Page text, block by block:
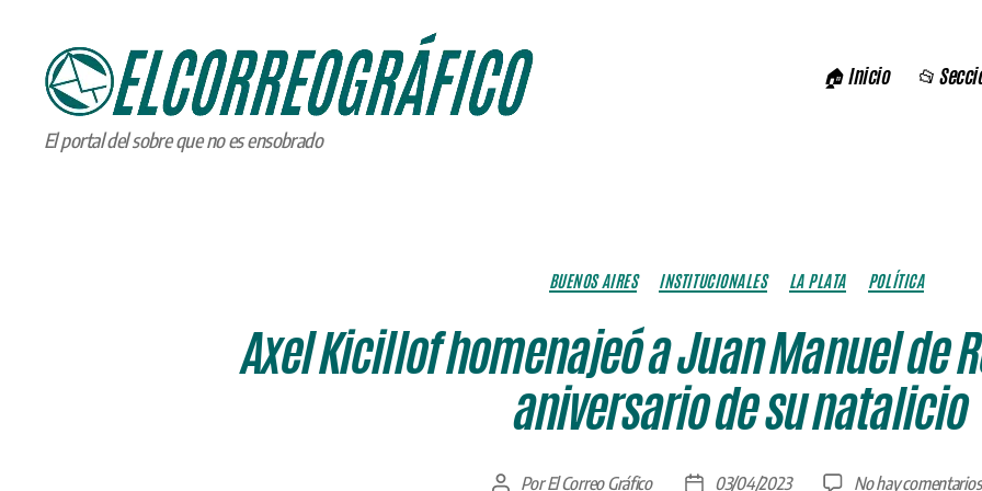
ELCORREOGRÁFICO
El portal del sobre que no es ensobrado
🏠 Inicio 📂
Categorías
BUENOS AIRES INSTITUCIONALES LA PLATA POLÍTICA
Axel Kicillof homenajeó a Juan Manuel de
aniversario de su natalicio
Autor
PorEl Correo Gráfico
Fecha03/04/2023 No hay comentarios